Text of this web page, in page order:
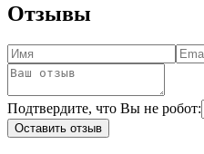
Отзывы
Подтвердите, что Вы не робот:
Оставить отзыв